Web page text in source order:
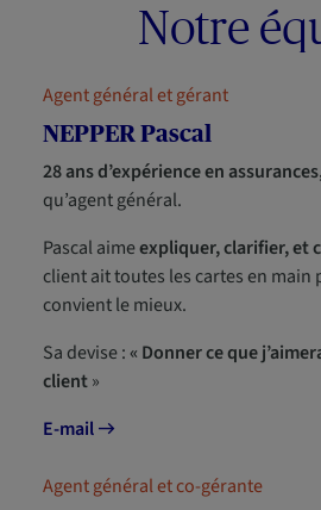
Notre
Agent général et gérant
NEPPER Pascal
28 ans d’expérience en
qu’agent général.
Pascal aimeexpliquer, clarifier, et
client ait toutes les cartes en
convient le mieux.
Sa devise : « Donner ce que
client»
E-mail
Agent général et co-gérante